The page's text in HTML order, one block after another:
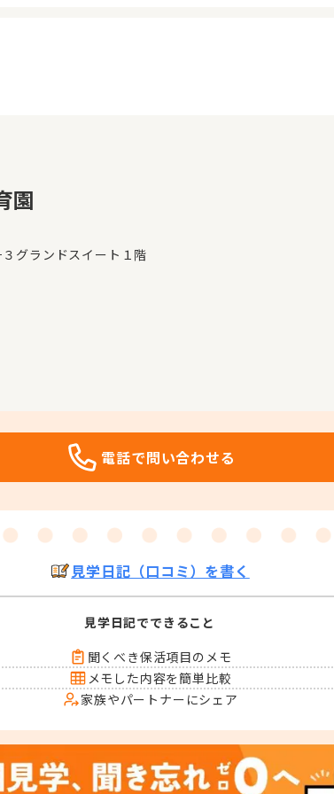
園
グランドスイート１階
電話で問い合わせる
見学日記（口コミ）を書く
見学日記でできること
聞くべき保活項目のメモ
メモした内容を簡単比較
家族やパートナーにシェア